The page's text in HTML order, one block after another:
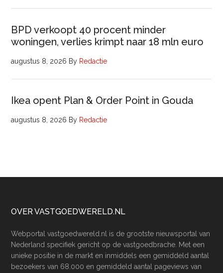
BPD verkoopt 40 procent minder
woningen, verlies krimpt naar 18 mln euro
augustus 8, 2026 By Redactie
Ikea opent Plan & Order Point in Gouda
augustus 8, 2026 By Redactie
Footer
OVER VASTGOEDWERELD.NL
Webportal vastgoedwereld.nl is de grootste nieuwsportal van
Nederland specifiek gericht op de vastgoedbrache. Met een
unieke positie in de markt en inmiddels een gemiddeld aantal
bezoekers van 68.000 en gemiddeld aantal pageviews van